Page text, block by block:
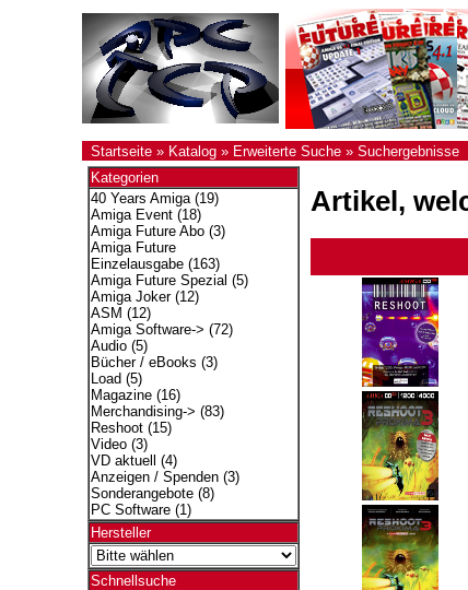
Startseite» Katalog» Erweiterte Suche» Suchergebnisse
Kategorien
40 Years Amiga(19)
Amiga Event(18)
Amiga Future Abo(3)
Amiga Future
Einzelausgabe(163)
Amiga Future Spezial (5)
Amiga Joker(12)
ASM (12)
Amiga Software-> (72)
Audio(5)
Bücher / eBooks (3)
Load (5)
Magazine(16)
Merchandising-> (83)
Reshoot(15)
Video(3)
VD aktuell
(4)
Anzeigen / Spenden(3)
Sonderangebote(8)
PC Software(1)
Hersteller
Schnellsuche
Artikel,